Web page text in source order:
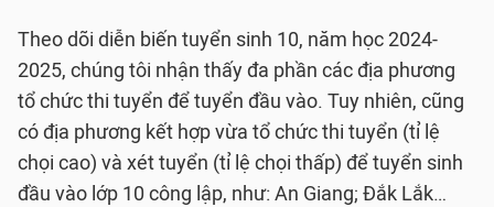
Theo dõi diễn biến tuyển sinh 10, năm học 2024-
2025, chúng tôi nhận thấy đa phần các địa phương
tổ chức thi tuyển để tuyển đầu vào. Tuy nhiên, cũng
có địa phương kết hợp vừa tổ chức thi tuyển (tỉ lệ
chọi cao) và xét tuyển (tỉ lệ chọi thấp) để tuyển sinh
đầu vào lớp 10 công lập, như: An Giang; Đắk Lắk…